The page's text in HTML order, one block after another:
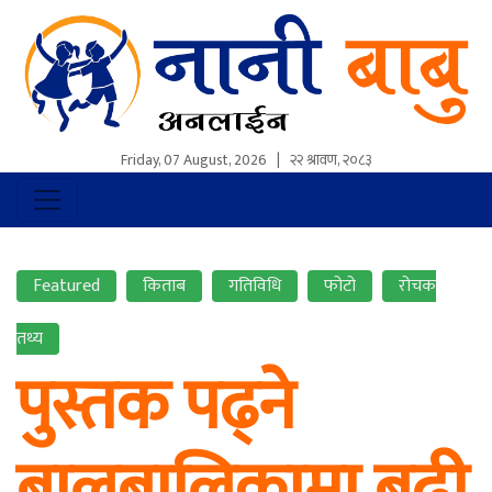
Friday, 07 August, 2026 | २२ श्रावण, २०८३
Featured किताब गतिविधि फोटो
रोचक
तथ्य
पुस्तक पढ्ने